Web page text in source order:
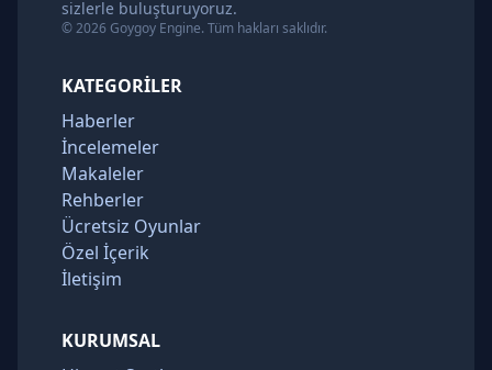
sizlerle buluşturuyoruz.
© 2026 Goygoy Engine. Tüm hakları saklıdır.
KATEGORILER
Haberler
İncelemeler
Makaleler
Rehberler
Ücretsiz Oyunlar
Özel İçerik
İletişim
KURUMSAL